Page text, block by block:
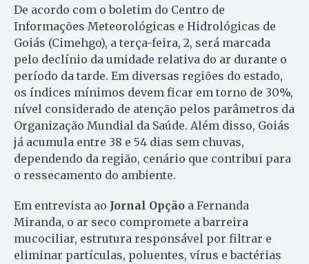
De acordo com o boletim do Centro de
Informações Meteorológicas e Hidrológicas de
Goiás (Cimehgo), a terça-feira, 2, será marcada
pelo declínio da umidade relativa do ar durante o
período da tarde. Em diversas regiões do estado,
os índices mínimos devem ficar em torno de 30%,
nível considerado de atenção pelos parâmetros da
Organização Mundial da Saúde. Além disso, Goiás
já acumula entre 38 e 54 dias sem chuvas,
dependendo da região, cenário que contribui para
o ressecamento do ambiente.
Em entrevista ao Jornal Opção a Fernanda
Miranda, o ar seco compromete a barreira
mucociliar, estrutura responsável por filtrar e
eliminar partículas, poluentes, vírus e bactérias